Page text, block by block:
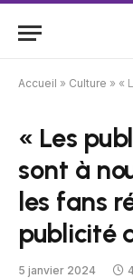
Accueil » Culture » «
« Les
sont à
les fans
publicité
5 janvier 2024